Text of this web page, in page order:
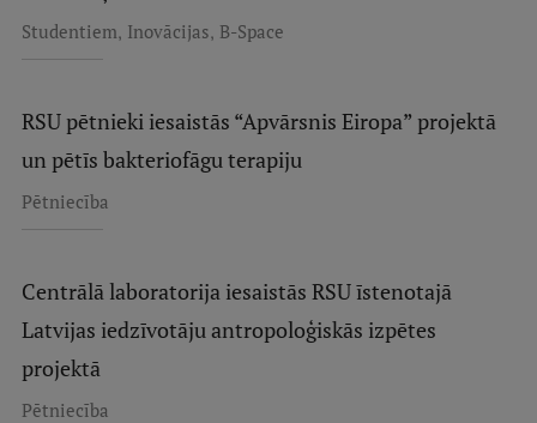
Studentiem, Inovācijas, B-Space
RSU pētnieki iesaistās “Apvārsnis Eiropa” projektā
un pētīs bakteriofāgu terapiju
Pētniecība
Centrālā laboratorija iesaistās RSU īstenotajā
Latvijas iedzīvotāju antropoloģiskās izpētes
projektā
Pētniecība